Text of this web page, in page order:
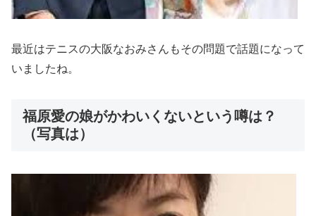
最近はテニスの大阪なおみさんもその問題で話題になって
いましたね。
福原愛の娘がかわいくないという噂は？
（写真は）